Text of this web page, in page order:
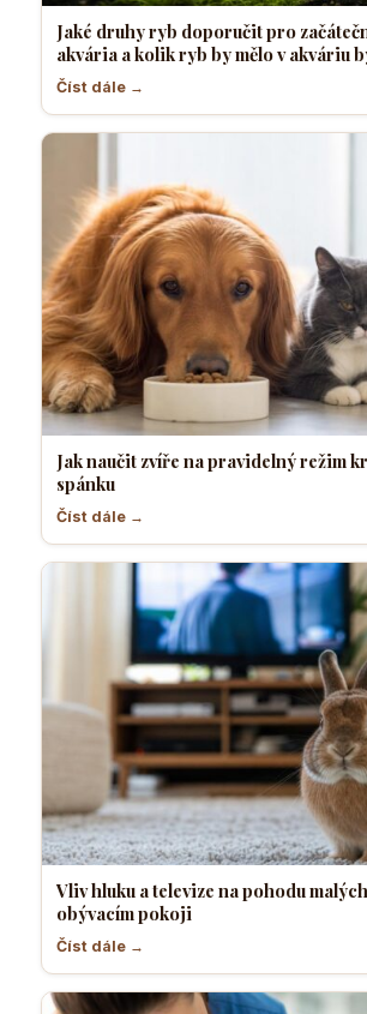
Jaké druhy ryb doporučit pro
akvária a kolik ryb by mělo v akváriu
Číst dále →
Jak naučit zvíře na pravidelný režim
spánku
Číst dále →
Vliv hluku a televize na pohodu
obývacím pokoji
Číst dále →